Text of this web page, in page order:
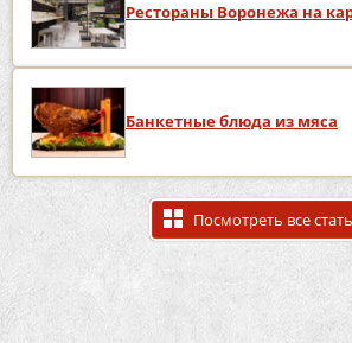
Рестораны Воронежа на
Банкетные блюда из мяса
Посмотреть все